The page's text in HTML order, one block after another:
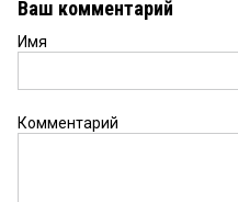
Ваш комментарий
Имя
Комментарий